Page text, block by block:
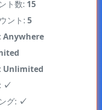
ント: 5
Anywhere
Unlimited
✓
グ: